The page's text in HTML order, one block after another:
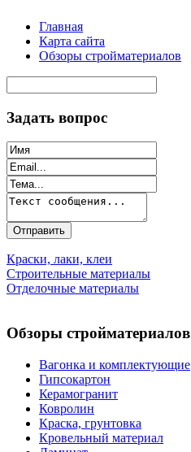
Главная
Карта сайта
Обзоры стройматериалов
Задать вопрос
Краски, лаки, клеи
Строительные материалы
Отделочные материалы
Обзоры стройматериалов
Вагонка и комплектующие
Гипсокартон
Керамогранит
Ковролин
Краска, грунтовка
Кровельный материал